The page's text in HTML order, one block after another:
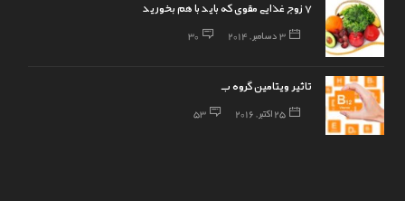
7 زوج غذایی مقوی که باید با هم بخورید
3 دسامبر, 2014 30
تاثیر ویتامین گروه ب
25 اکتبر, 2016 53